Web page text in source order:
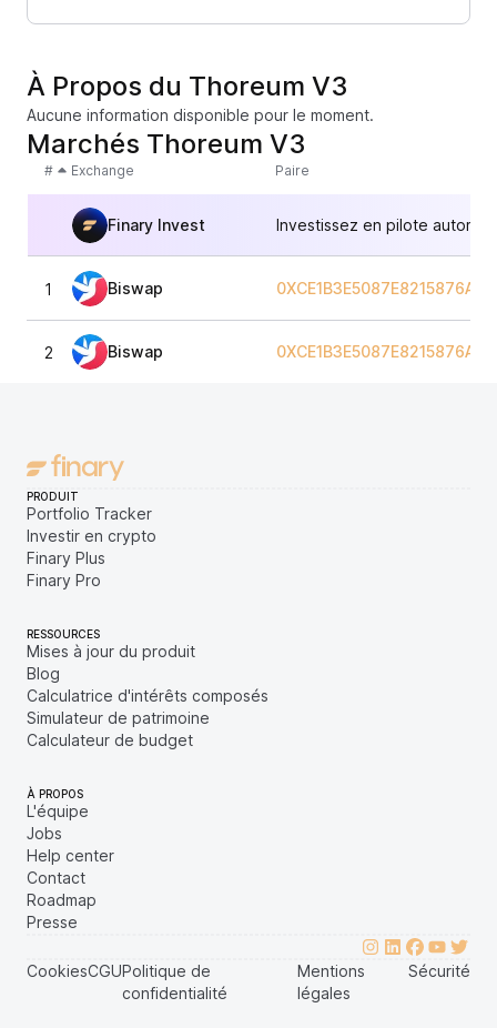
À Propos du Thoreum V3
Aucune information disponible pour le moment.
Marchés Thoreum V3
# Exchange Paire
Finary Invest Investissez en pilote
1 Biswap
2 Biswap
PRODUIT
Portfolio Tracker
Investir en crypto
Finary Plus
Finary Pro
RESSOURCES
Mises à jour du produit
Blog
Calculatrice d'intérêts composés
Simulateur de patrimoine
Calculateur de budget
À PROPOS
L'équipe
Jobs
Help center
Contact
Roadmap
Presse
CookiesCGUPolitique de
confidentialité
Mentions
légales
Sécurité